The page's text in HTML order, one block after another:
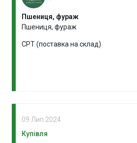
Пшениця, фураж
Пшениця, фураж
CPT (поставка на склад)
09 Лип 2024
Купівля